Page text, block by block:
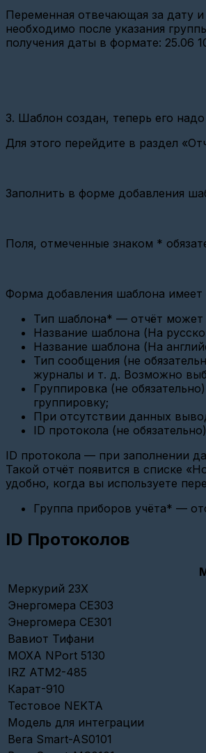
Особенности
настройки
Миртек-12-
РУ
счётчиком
УСПД-100
Сhronos
дату/
компактном
теплосчётчике
Настройка
Bus
250
Ethernet
Пульсар
Добавление
устройств
Добавление
виртуального
прибора
учёта
Добавление
датчика
прибора
учета
Импорт
Добавление
прибора
учета
импульсным
интерфейсом
Добавление
шлюза
(Ethernet
конвертер)
шлюза
(Радиомодем
LoRaWan)
Переменная отвечающая за дату
необходимо после указания
получения даты в формате: 25.06
3. Шаблон создан, теперь его надо
Для этого перейдите в раздел
Заполнить в форме добавления
Поля, отмеченные знаком *
Форма добавления шаблона
Тип шаблона* — отчёт может
Название шаблона (На
Название шаблона (На
Тип сообщения (не
журналы и т. д. Возможно
Группировка (не
группировку;
При отсутствии данных
ID протокола (не
ID протокола — при заполнении
Такой отчёт появится в списке
удобно, когда вы используете
Группа приборов учёта* —
ID Протоколов
Меркурий 23X
Энергомера СЕ303
Энергомера СЕ301
Вавиот Тифани
MOXA NPort 5130
IRZ ATM2-485
Карат-910
Тестовое NEKTA
Модель для интеграции
Вега Smart-AS0101